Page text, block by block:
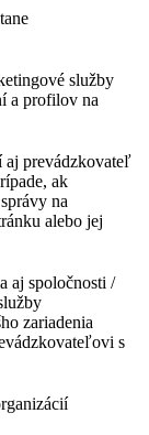
služby
a profilov na
aj prevádzkovateľ
ak
na
alebo jej
aj spoločnosti /
zariadenia
s